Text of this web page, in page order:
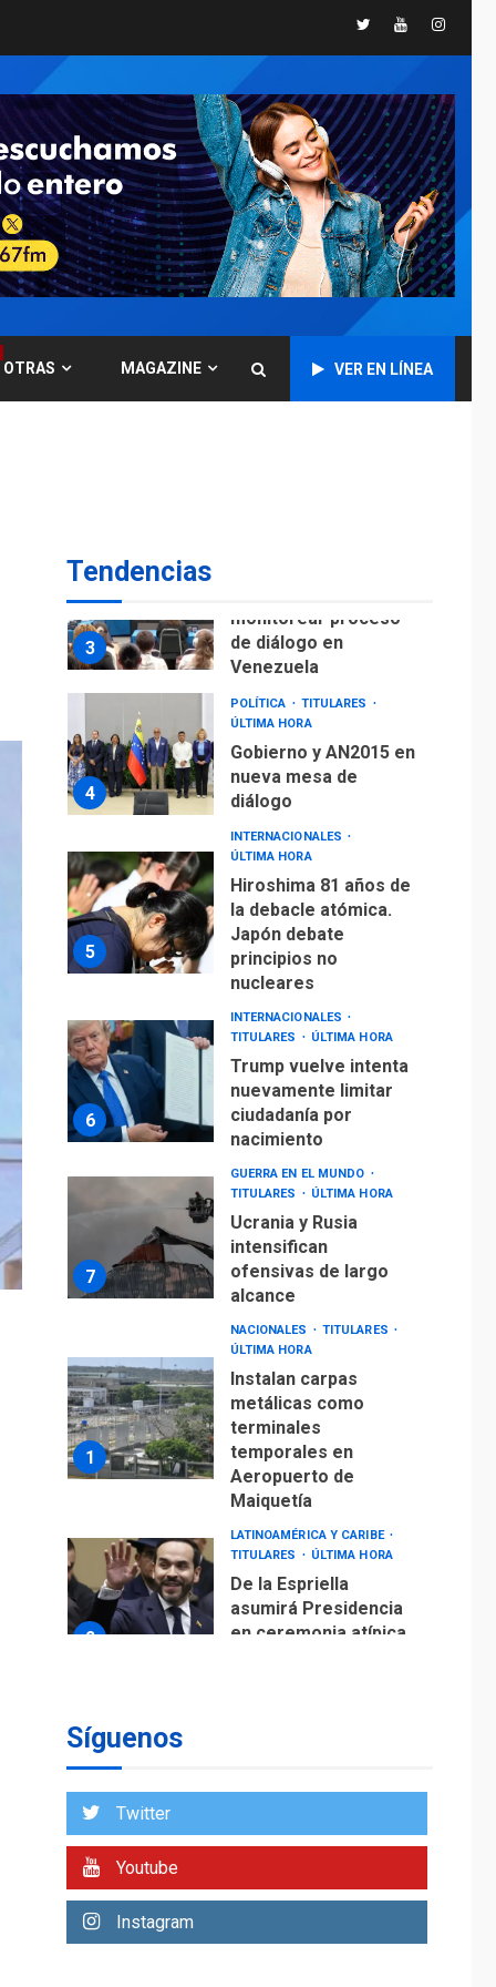
TwitterYoutube
OTRAS MAGAZINE VER EN LÍNEA
Tendencias
7
GUERRA EN EL MUNDO
Ucrania y Rusia
intensifican
ofensivas de largo
alcance
NACIONALES
TITULARES
ÚLTIMA HORA
Instalan carpas
metálicas como
terminales
Aeropuerto de
3
monitorear proceso
de diálogo en
Venezuela
4
POLÍTICA
TITULARES
ÚLTIMA HORA
Gobierno y AN2015 en
nueva mesa de
diálogo
5
INTERNACIONALES
ÚLTIMA HORA
Hiroshima 81 años de
la debacle atómica.
Japón debate
principios no
nucleares
6
INTERNACIONALES
TITULARES
ÚLTIMA HORA
Trump vuelve intenta
nuevamente limitar
ciudadanía por
nacimiento
7
GUERRA EN EL MUNDO
TITULARES
ÚLTIMA HORA
Ucrania y Rusia
intensifican
ofensivas de largo
alcance
1
NACIONALES
TITULARES
ÚLTIMA HORA
Instalan carpas
metálicas como
terminales
temporales en
Aeropuerto de
Maiquetía
2
LATINOAMÉRICA Y CARIBE
TITULARES
ÚLTIMA HORA
De la Espriella
asumirá Presidencia
en ceremonia atípica
3
de diálogo en
4
POLÍTICA
TITULARES
Gobierno y AN2015 en
diálogo
Síguenos
Twitter
Youtube
Instagram